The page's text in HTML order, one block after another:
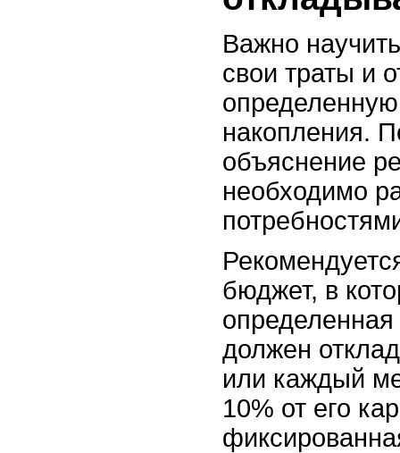
Важно
свои траты и
накопления.
объяснение
необходимо
бюджет, в
должен
или каждый
10% от его